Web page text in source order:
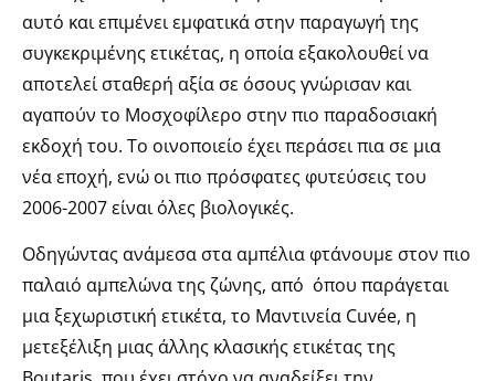
αυτό και επιμένει εμφατικά στην παραγωγή της
συγκεκριμένης ετικέτας, η οποία εξακολουθεί να
αποτελεί σταθερή αξία σε όσους γνώρισαν και
αγαπούν το Μοσχοφίλερο στην πιο παραδοσιακή
εκδοχή του. Το οινοποιείο έχει περάσει πια σε μια
νέα εποχή, ενώ οι πιο πρόσφατες φυτεύσεις του
2006-2007 είναι όλες βιολογικές.
Οδηγώντας ανάμεσα στα αμπέλια φτάνουμε στον πιο
παλαιό αμπελώνα της ζώνης, από όπου παράγεται
μια ξεχωριστική ετικέτα, το Μαντινεία Cuvée, η
μετεξέλιξη μιας άλλης κλασικής ετικέτας της